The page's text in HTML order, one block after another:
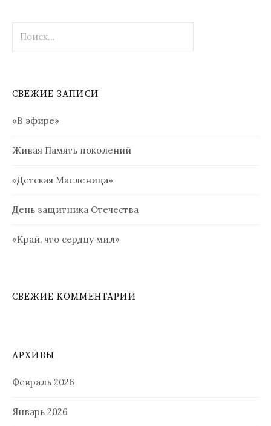
СВЕЖИЕ ЗАПИСИ
«В эфире»
Живая Память поколений
«Детская Масленица»
День защитника Отечества
«Край, что сердцу мил»
СВЕЖИЕ КОММЕНТАРИИ
АРХИВЫ
Февраль 2026
Январь 2026